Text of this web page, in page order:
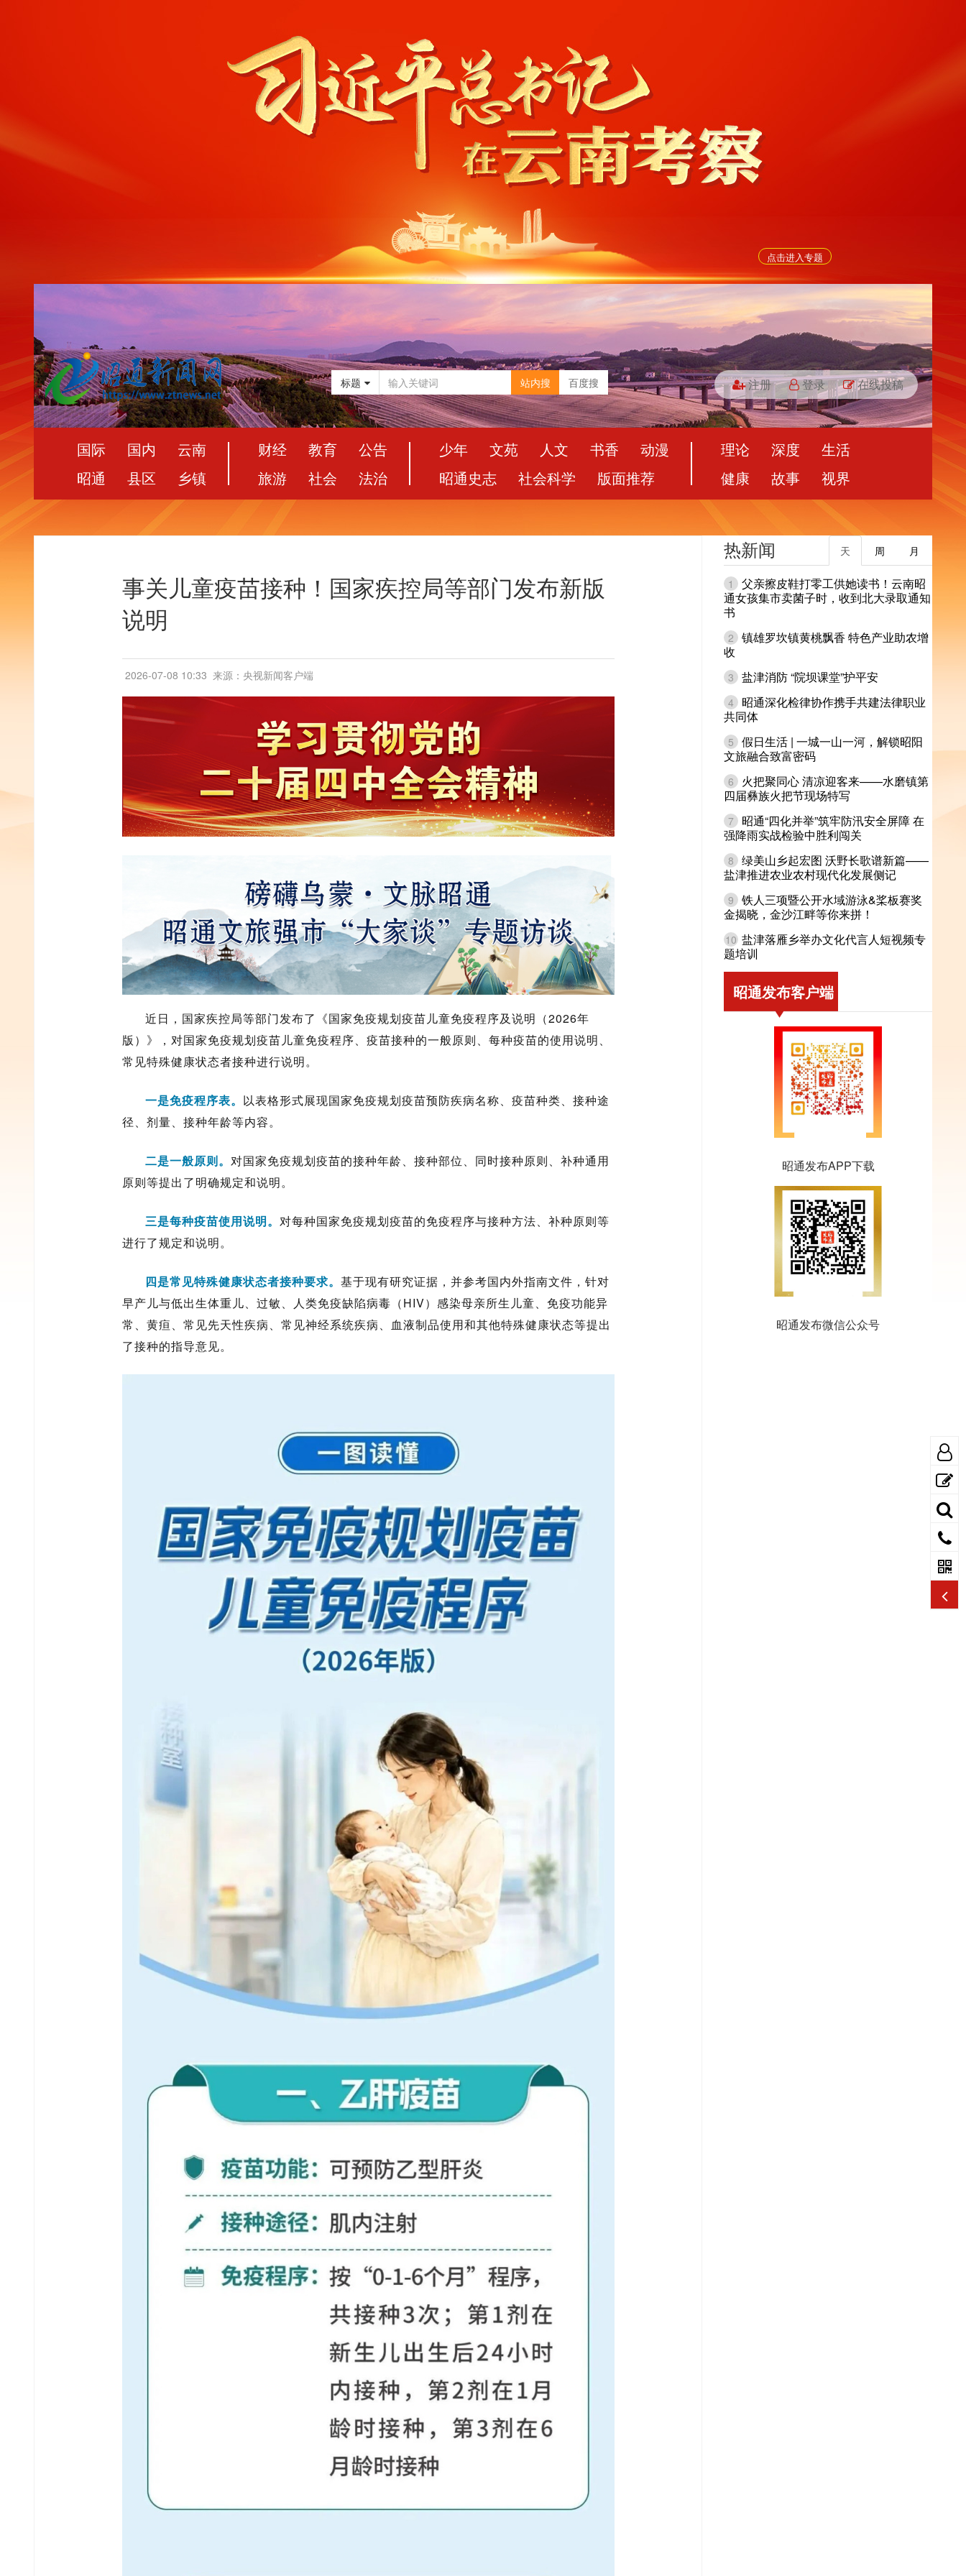
点击进入专题
标题 站内搜 百度搜 注册 登录 在线投稿
国际 国内
云南
昭通
县区 乡镇
财经 教育
公告
旅游
社会 法治
少年 文苑 人文 书香
动漫
昭通史志
社会科学 版面推荐
理论 深度
生活
健康
故事 视界
事关儿童疫苗接种！国家疾控局等部门发布新版
说明
2026-07-08 10:33 来源：央视新闻客户端
近日，国家疾控局等部门发布了《国家免疫规划疫苗儿童免疫程序及说明（2026年
版）》，对国家免疫规划疫苗儿童免疫程序、疫苗接种的一般原则、每种疫苗的使用说明、
常见特殊健康状态者接种进行说明。
一是免疫程序表。 以表格形式展现国家免疫规划疫苗预防疾病名称、疫苗种类、接种途
径、剂量、接种年龄等内容。
二是一般原则。 对国家免疫规划疫苗的接种年龄、接种部位、同时接种原则、补种通用
原则等提出了明确规定和说明。
三是每种疫苗使用说明。 对每种国家免疫规划疫苗的免疫程序与接种方法、补种原则等
进行了规定和说明。
四是常见特殊健康状态者接种要求。 基于现有研究证据，并参考国内外指南文件，针对
早产儿与低出生体重儿、过敏、人类免疫缺陷病毒（HIV）感染母亲所生儿童、免疫功能异
常、黄疸、常见先天性疾病、常见神经系统疾病、血液制品使用和其他特殊健康状态等提出
了接种的指导意见。
热新闻 月
周
天
1
父亲擦皮鞋打零工供她读书！云南昭
通女孩集市卖菌子时，收到北大录取通知
书
2 镇雄罗坎镇黄桃飘香 特色产业助农增
收
3 盐津消防 “院坝课堂”护平安
4
昭通深化检律协作携手共建法律职业
共同体
5 假日生活 | 一城一山一河，解锁昭阳
文旅融合致富密码
6
火把聚同心 清凉迎客来——水磨镇第
四届彝族火把节现场特写
7
昭通“四化并举”筑牢防汛安全屏障 在
强降雨实战检验中胜利闯关
8 绿美山乡起宏图 沃野长歌谱新篇——
盐津推进农业农村现代化发展侧记
9 铁人三项暨公开水域游泳&桨板赛奖
金揭晓，金沙江畔等你来拼！
10 盐津落雁乡举办文化代言人短视频专
题培训
昭通发布客户端
昭通发布APP下载
昭通发布微信公众号